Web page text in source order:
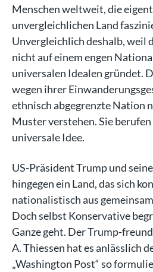
Menschen weltweit, die
unvergleichlichen Land
Unvergleichlich deshalb, weil
nicht auf einem engen
universalen Idealen gründet.
wegen ihrer
ethnisch abgegrenzte Nation
Muster verstehen. Sie berufen
universale Idee.
US-Präsident Trump und
hingegen ein Land, das sich
nationalistisch aus
Doch selbst Konservative
Ganze geht. Der Trump-
A. Thiessen hat es anlässlich
„Washington Post“ so